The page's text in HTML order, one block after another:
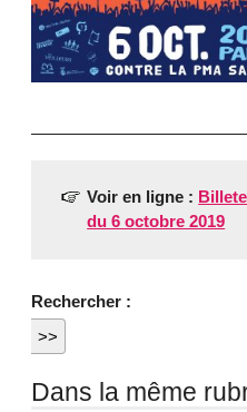
Voir en ligne :
du 6 octobre 2019
Rechercher :
Dans la même